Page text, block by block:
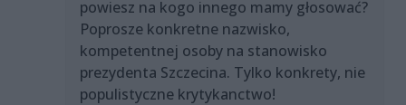
powiesz na kogo innego mamy głosować?
Poprosze konkretne nazwisko,
kompetentnej osoby na stanowisko
prezydenta Szczecina. Tylko konkrety, nie
populistyczne krytykanctwo!